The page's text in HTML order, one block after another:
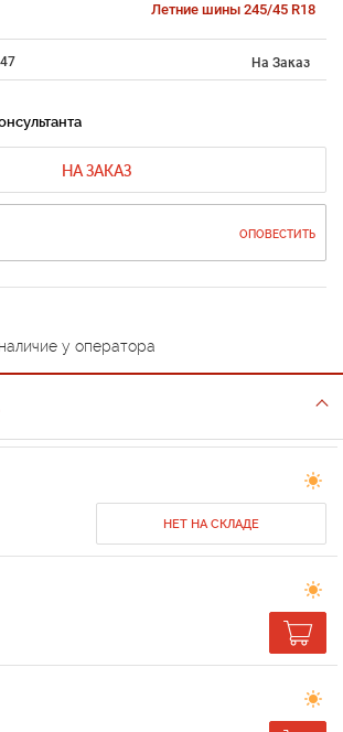
Летние шины 245/45 R18
На Заказ
НА ЗАКАЗ
ОПОВЕСТИТЬ
у оператора
НЕТ НА СКЛАДЕ